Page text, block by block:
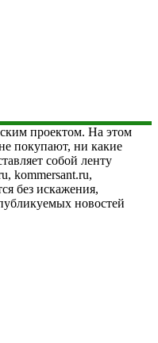
проектом. На этом
покупают, ни какие
собой ленту
kommersant.ru,
без искажения,
новостей